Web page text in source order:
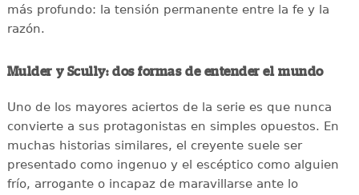
más profundo: la tensión permanente entre la fe y la
razón.
Mulder y Scully: dos formas de entender el mundo
Uno de los mayores aciertos de la serie es que nunca
convierte a sus protagonistas en simples opuestos. En
muchas historias similares, el creyente suele ser
presentado como ingenuo y el escéptico como alguien
frío, arrogante o incapaz de maravillarse ante lo